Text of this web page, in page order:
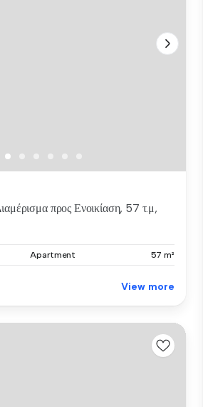
προς Ενοικίαση, 57 τ.μ,
Apartment 57 m²
View more